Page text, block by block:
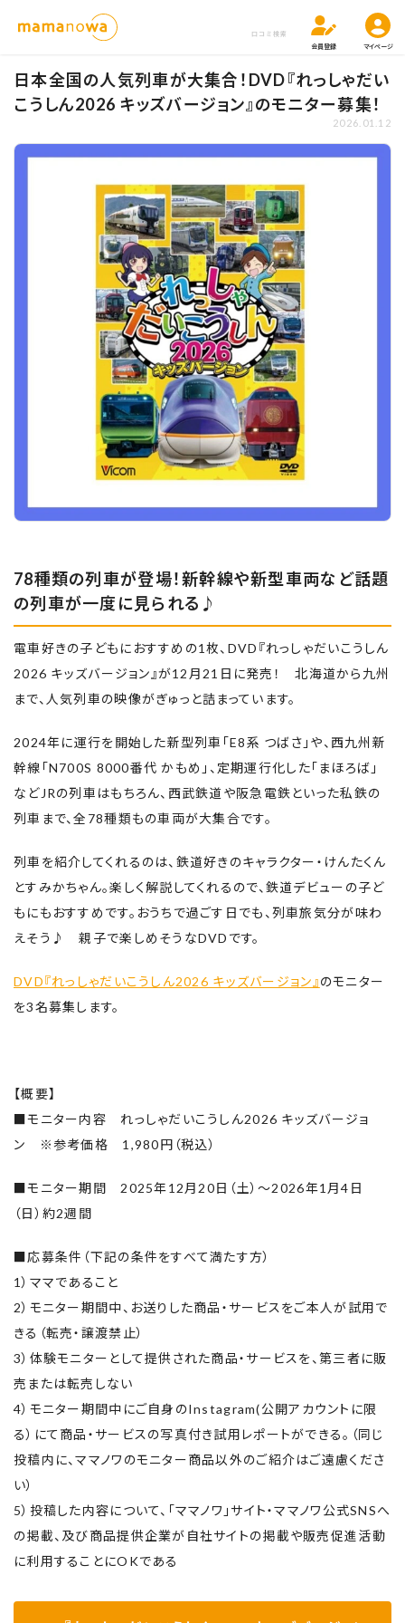
口コミ検索
会員登録
マイページ
日本全国の人気列車が大集合！DVD『れっしゃだい
こうしん2026 キッズバージョン』のモニター募集！
2026.01.12
78種類の列車が登場！新幹線や新型車両など話題
の列車が一度に見られる♪
電車好きの子どもにおすすめの1枚、DVD『れっしゃだいこうしん
2026 キッズバージョン』が12月21日に発売！ 北海道から九州
まで、人気列車の映像がぎゅっと詰まっています。
2024年に運行を開始した新型列車「E8系 つばさ」や、西九州新
幹線「N700S 8000番代 かもめ」、定期運行化した「まほろば」
などJRの列車はもちろん、西武鉄道や阪急電鉄といった私鉄の
列車まで、全78種類もの車両が大集合です。
列車を紹介してくれるのは、鉄道好きのキャラクター・けんたくん
とすみかちゃん。楽しく解説してくれるので、鉄道デビューの子ど
もにもおすすめです。おうちで過ごす日でも、列車旅気分が味わ
えそう♪ 親子で楽しめそうなDVDです。
DVD『れっしゃだいこうしん2026 キッズバージョン』のモニター
を3名募集します。
【概要】
■モニター内容 れっしゃだいこうしん2026 キッズバージョ
ン ※参考価格 1,980円（税込）
■モニター期間 2025年12月20日（土）～2026年1月4日
（日）約2週間
■応募条件（下記の条件をすべて満たす方）
1）ママであること
2）モニター期間中、お送りした商品・サービスをご本人が試用で
きる（転売・譲渡禁止）
3）体験モニターとして提供された商品・サービスを、第三者に販
売または転売しない
4）モニター期間中にご自身のInstagram(公開アカウントに限
る）にて商品・サービスの写真付き試用レポートができる。（同じ
投稿内に、ママノワのモニター商品以外のご紹介はご遠慮くださ
い）
5）投稿した内容について、「ママノワ」サイト・ママノワ公式SNSへ
の掲載、及び商品提供企業が自社サイトの掲載や販売促進活動
に利用することにOKである